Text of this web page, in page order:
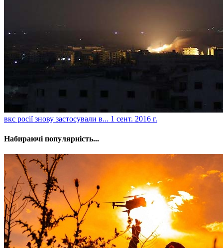
вкс росії знову застосували в... 1 сент. 2016 г.
Набираючі популярність...